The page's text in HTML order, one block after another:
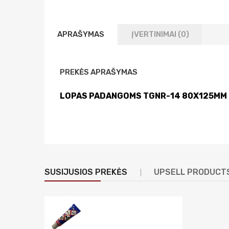
APRAŠYMAS ĮVERTINIMAI (0)
PREKĖS APRAŠYMAS
LOPAS PADANGOMS TGNR-14 80X125MM
SUSIJUSIOS PREKĖS UPSELL